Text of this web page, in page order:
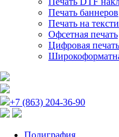
Печать баннеров
Печать на
Офсетная печать
Цифровая печать
+7 (863) 204-36-90
Полиграфия